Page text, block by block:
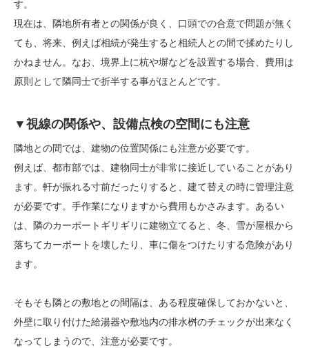
す。
現在は、隣地所有者との関係が良く、口頭での合意で問題が無く
ても、将来、例えば相続が発生すると相続人との間で揉めたりし
かねません。なお、境界上に杭や塀などを設置する場合、費用は
原則として隣同士で折半する事がほとんどです。
▼視線の関係や、設備点検の空間にも注意
隣地との間では、建物の位置関係にも注意が必要です。
例えば、都市部では、建物同士が非常に接近していることがあり
ます。軒が振れる寸前だったりすると、建て替えの時に管理注意
が必要です。手作業になりますから費用もかさみます。あるい
は、隣のカーポートギリギリに建物立てると、冬、雪が屋根から
落ちてカーポートを壊したり、車に傷をつけたりする危険があり
ます。
そもそも隣との敷地との間隔は、ある程度確保しておかないと、
外壁に取り付けた給湯器や敷地内の排水桝のチェックが出来なく
なってしまうので、注意が必要です。